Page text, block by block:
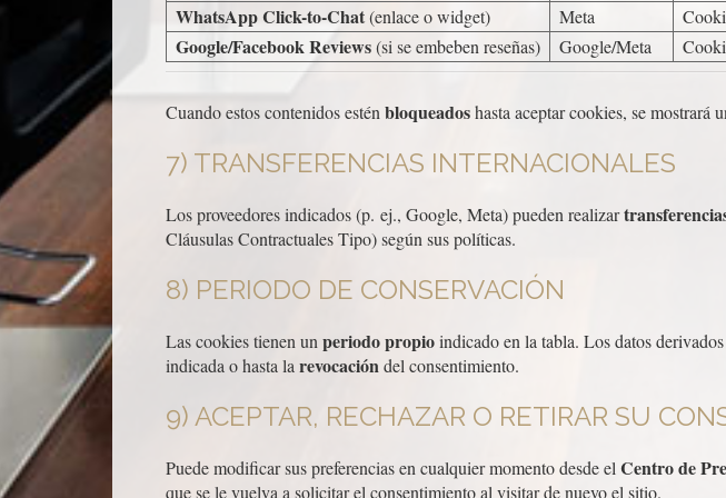
WhatsApp Click-to-Chat(enlace o widget) Meta
Google/Facebook Reviews(si se embeben reseñas) Google/Meta
Cuando estos contenidos esténbloqueadoshasta aceptar cookies, se mostrará
7) TRANSFERENCIAS INTERNACIONALES
Los proveedores indicados (p. ej., Google, Meta) pueden realizar
Cláusulas Contractuales Tipo) según sus políticas.
8) PERIODO DE CONSERVACIÓN
Las cookies tienen unperiodo propioindicado en la tabla. Los datos
indicada o hasta larevocacióndel consentimiento.
9) ACEPTAR, RECHAZAR O RETIRAR SU
Puede modificar sus preferencias en cualquier momento desde elCentro de
que se le vuelva a solicitar el consentimiento al visitar de nuevo el sitio.